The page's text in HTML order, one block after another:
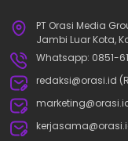
PT Orasi Media
Jambi Luar Kota,
Whatsapp: 0851-
redaksi@orasi.id